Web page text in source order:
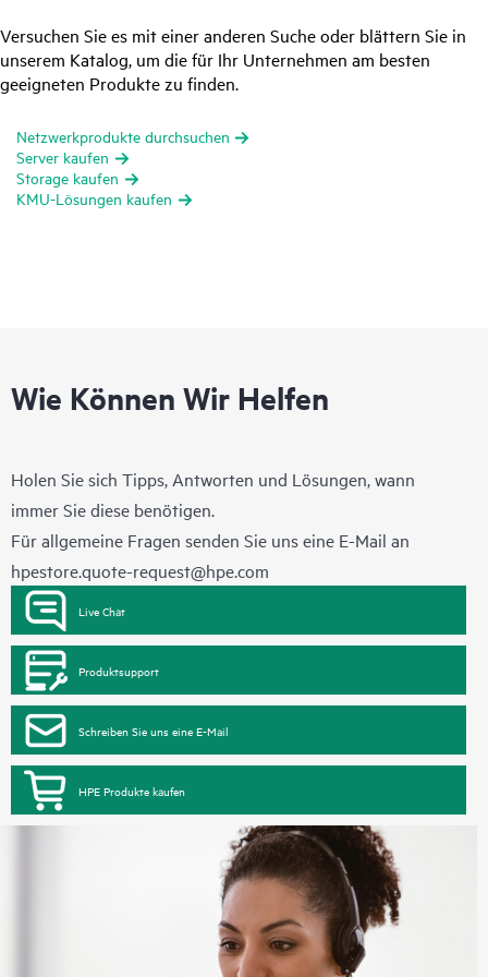
Versuchen Sie es mit einer anderen Suche oder blättern Sie in
unserem Katalog, um die für Ihr Unternehmen am besten
geeigneten Produkte zu finden.
Netzwerkprodukte durchsuchen
Server kaufen
Storage kaufen
KMU-Lösungen kaufen
Wie Können Wir Helfen
Holen Sie sich Tipps, Antworten und Lösungen, wann
immer Sie diese benötigen.
Für allgemeine Fragen senden Sie uns eine E-Mail an
hpestore.quote-request@hpe.com
Live Chat
Produktsupport
Schreiben Sie uns eine E-Mail
HPE Produkte kaufen